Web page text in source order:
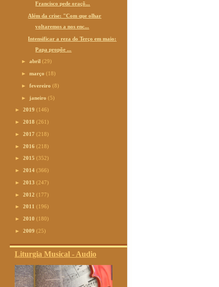
Francisco pede oraçõ...
Além da crise: "Com que olhar
voltaremos a nos enc...
Intensificar a reza do Terço em maio:
Papa propõe ...
►abril(29)
►março(18)
►fevereiro(8)
► janeiro(5)
► 2019 (146)
► 2018 (261)
► 2017 (218)
► 2016 (218)
► 2015 (352)
► 2014 (366)
► 2013 (247)
► 2012 (177)
► 2011 (196)
► 2010 (180)
► 2009 (25)
Liturgia Musical - Audio